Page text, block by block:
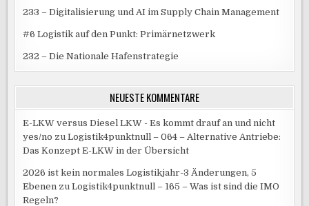
233 – Digitalisierung und AI im Supply Chain Management
#6 Logistik auf den Punkt: Primärnetzwerk
232 – Die Nationale Hafenstrategie
NEUESTE KOMMENTARE
E-LKW versus Diesel LKW - Es kommt drauf an und nicht
yes/no zuLogistik4punktnull – 064 – Alternative Antriebe:
Das Konzept E-LKW in der Übersicht
2026 ist kein normales Logistikjahr-3 Änderungen, 5
Ebenen zuLogistik4punktnull – 165 – Was ist sind die IMO
Regeln?